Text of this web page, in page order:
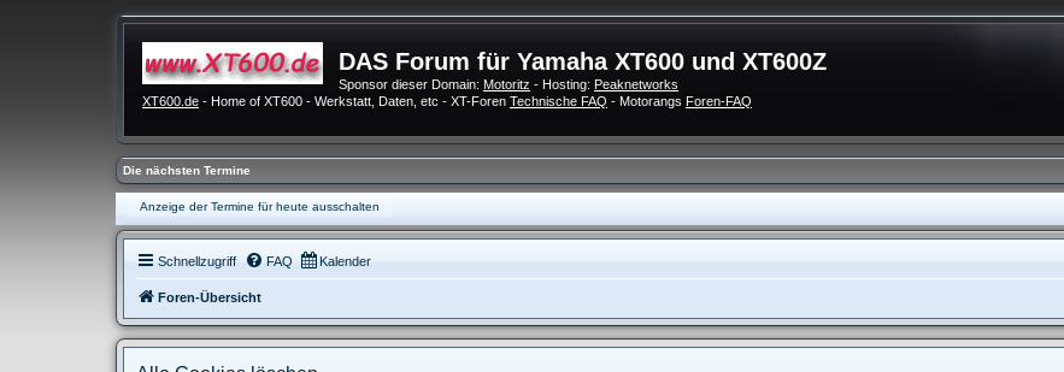
DAS Forum für Yamaha XT600 und XT600Z
Sponsor dieser Domain: Motoritz - Hosting: Peaknetworks
XT600.de - Home of XT600 - Werkstatt, Daten, etc - XT-Foren Technische FAQ - Motorangs Foren-FAQ
Die nächsten Termine
Anzeige der Termine für heute ausschalten
Schnellzugriff FAQ Kalender
Foren-Übersicht